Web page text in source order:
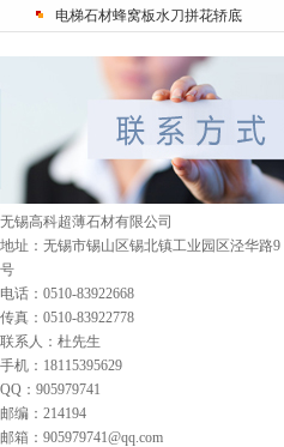
电梯石材蜂窝板水刀拼花轿底
无锡高科超薄石材有限公司
地址：无锡市锡山区锡北镇工业园区泾华路9
号
电话：0510-83922668
传真：0510-83922778
联系人：杜先生
手机：18115395629
QQ：905979741
邮编：214194
邮箱：905979741@qq.com